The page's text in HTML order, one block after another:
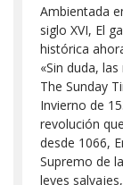
Ambientada
siglo XVI, El
histórica
«Sin duda,
The Sunday
Invierno de
revolución
desde 1066,
Supremo de
leyes